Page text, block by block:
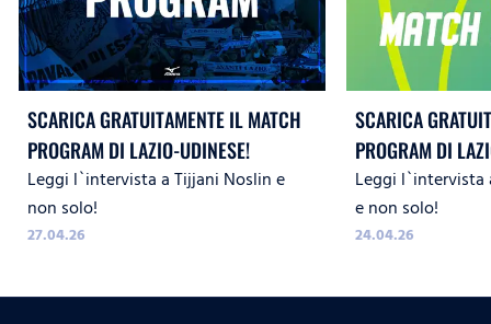
SCARICA GRATUITAMENTE IL MATCH
PROGRAM DI LAZIO-UDINESE!
Leggi l`intervista a Tijjani Noslin e
non solo!
27.04.26
SCARICA
PROGRAM DI
SASSUOLO!
Leggi l`intervista
e non solo!
24.04.26